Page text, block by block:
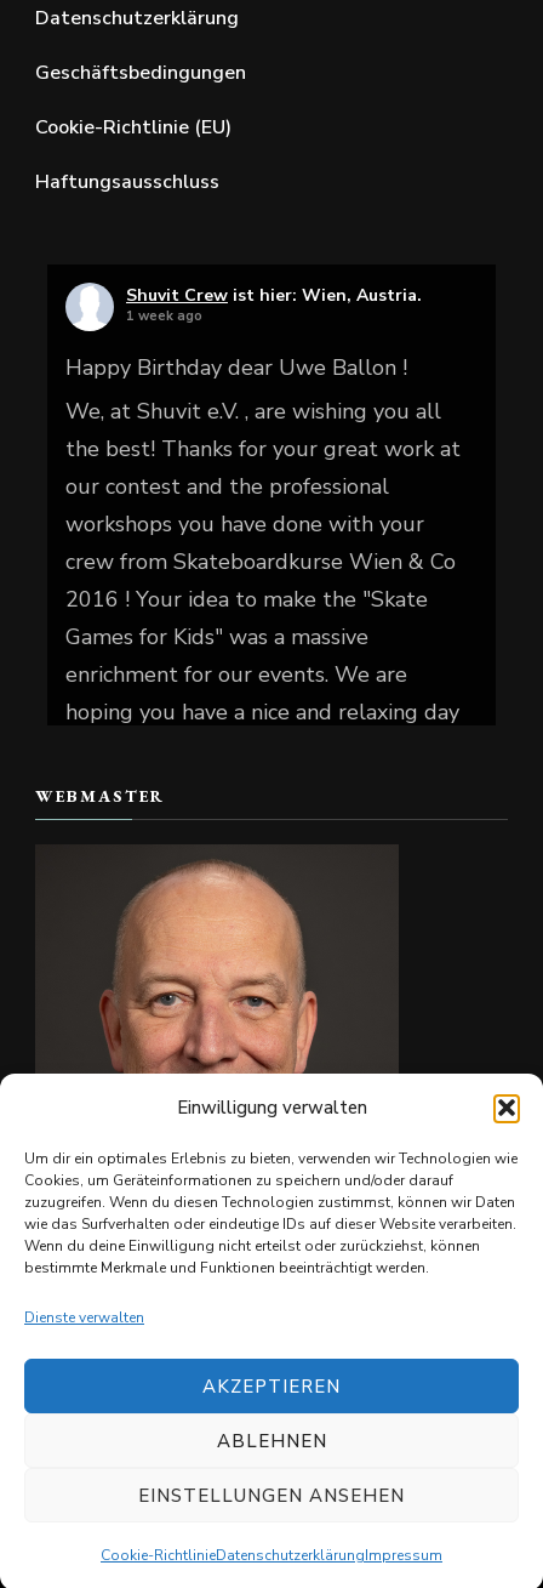
Einwilligung verwalten
Um dir ein optimales Erlebnis zu bieten, verwenden wir Technologien wie
Cookies, um Geräteinformationen zu speichern und/oder darauf
zuzugreifen. Wenn du diesen Technologien zustimmst, können wir Daten
wie das Surfverhalten oder eindeutige IDs auf dieser Website verarbeiten.
Wenn du deine Einwilligung nicht erteilst oder zurückziehst, können
bestimmte Merkmale und Funktionen beeinträchtigt werden.
Dienste verwalten
AKZEPTIEREN
ABLEHNEN
EINSTELLUNGEN ANSEHEN
Cookie-RichtlinieDatenschutzerklärungImpressum
Datenschutzerklärung
Geschäftsbedingungen
Cookie-Richtlinie (EU)
Haftungsausschluss
Shuvit Crew ist hier: Wien, Austria.
1 week ago
Happy Birthday dear Uwe Ballon !
We, at Shuvit e.V. , are wishing you all
the best! Thanks for your great work at
our contest and the professional
workshops you have done with your
crew from Skateboardkurse Wien & Co
2016 ! Your idea to make the "Skate
Games for Kids" was a massive
enrichment for our events. We are
hoping you have a nice and relaxing day
📷 Christian Reiter
#skate4fun
Foto
Auf Facebook anzeigen Teilen
WEBMASTER
Ing. Christian Reiter
Datenschutzerklärung